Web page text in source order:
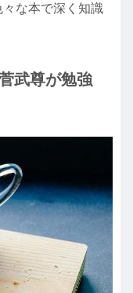
な本で深く知識
武尊が勉強